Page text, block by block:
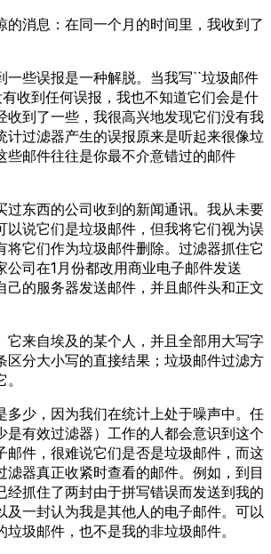
的消息：在同一个月的时间里，我收到了
一些误报是一种解脱。当我写``垃圾邮件
收到任何误报，我也不知道它们会是什
收到了一些，我很高兴地发现它们没有我
计过滤器产生的误报原来是听起来很像垃
些邮件往往是你最不介意错过的邮件
过东西的公司收到的新闻通讯。我从未要
以说它们是垃圾邮件，但我将它们视为误
将它们作为垃圾邮件删除。过滤器抓住它
公司在1月份都改用商业电子邮件发送
己的服务器发送邮件，并且邮件头和正文
它来自埃及的某个人，并且全部用大写字
区分大小写的直接结果；垃圾邮件过滤方
多少，因为我们在统计上处于噪声中。任
是有效过滤器）工作的人都会意识到这个
邮件，很难说它们是否是垃圾邮件，而这
滤器真正收紧时查看的邮件。例如，到目
经抓住了两封由于拼写错误而发送到我的
及一封认为我是其他人的电子邮件。可以
圾邮件，也不是我的非垃圾邮件。